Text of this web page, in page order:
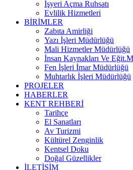
İşyeri Açma Ruhsatı
Evlilik Hizmetleri
BİRİMLER
Zabıta Amirliği
Yazı İşleri Müdürlüğü
Mali Hizmetler Müdürlüğü
İnsan Kaynakları Ve
Fen İşleri İmar Müdürlüğü
Muhtarlık İşleri Müdürlüğü
PROJELER
HABERLER
KENT REHBERİ
Tarihçe
El Sanatları
Av Turizmi
Kültürel Zenginlik
Kentsel Doku
Doğal Güzellikler
İLETİŞİM